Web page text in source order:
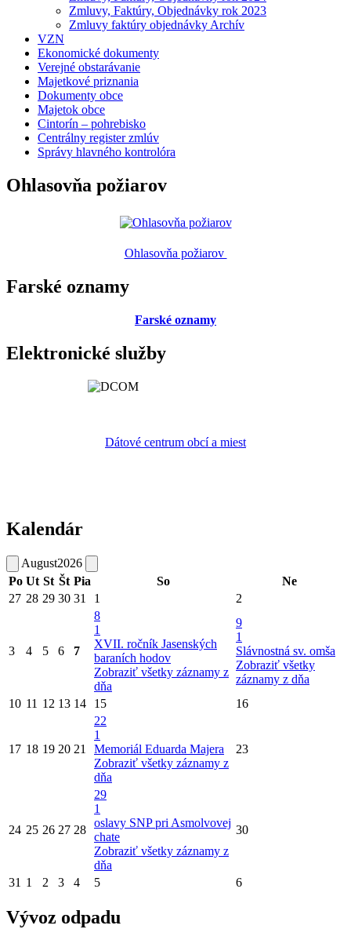
Zmluvy, Faktúry, Objednávky rok 2023
Zmluvy faktúry objednávky Archív
VZN
Ekonomické dokumenty
Verejné obstarávanie
Majetkové priznania
Dokumenty obce
Majetok obce
Cintorín – pohrebisko
Centrálny register zmlúv
Správy hlavného kontrolóra
Ohlasovňa požiarov
Ohlasovňa požiarov
Farské oznamy
Farské oznamy
Elektronické služby
Dátové centrum obcí a miest
Kalendár
August2026
Po Ut St Št Pia So
Ne
27 28 29 30 31 1 2
3 4 5 6 7
8
1
XVII. ročník Jasenských
baraních hodov
Zobraziť všetky záznamy z
dňa
9
1
Slávnostná sv. omša
Zobraziť všetky
záznamy z dňa
10 11 12 13 14 15 16
17 18 19 20 21
22
1
Memoriál Eduarda Majera
Zobraziť všetky záznamy z
dňa
23
24 25 26 27 28
29
1
oslavy SNP pri Asmolvovej
chate
Zobraziť všetky záznamy z
dňa
30
31 1 2 3 4 5 6
Vývoz odpadu